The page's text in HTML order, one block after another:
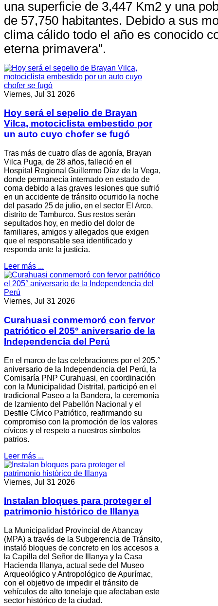
una superficie de 3,447 Km2 y una
de 57,750 habitantes. Debido a sus
clima cálido todo el año es conocido
eterna primavera".
Viernes, Jul 31 2026
Hoy será el sepelio de Brayan
Vilca, motociclista embestido por
un auto cuyo chofer se fugó
Tras más de cuatro días de agonía, Brayan
Vilca Puga, de 28 años, falleció en el
Hospital Regional Guillermo Díaz de la Vega,
donde permanecía internado en estado de
coma debido a las graves lesiones que sufrió
en un accidente de tránsito ocurrido la noche
del pasado 25 de julio, en el sector El Arco,
distrito de Tamburco. Sus restos serán
sepultados hoy, en medio del dolor de
familiares, amigos y allegados que exigen
que el responsable sea identificado y
responda ante la justicia.
Leer más ...
Viernes, Jul 31 2026
Curahuasi conmemoró con fervor
patriótico el 205° aniversario de la
Independencia del Perú
En el marco de las celebraciones por el 205.°
aniversario de la Independencia del Perú, la
Comisaría PNP Curahuasi, en coordinación
con la Municipalidad Distrital, participó en el
tradicional Paseo a la Bandera, la ceremonia
de Izamiento del Pabellón Nacional y el
Desfile Cívico Patriótico, reafirmando su
compromiso con la promoción de los valores
cívicos y el respeto a nuestros símbolos
patrios.
Leer más ...
Viernes, Jul 31 2026
Instalan bloques para proteger el
patrimonio histórico de Illanya
La Municipalidad Provincial de Abancay
(MPA) a través de la Subgerencia de Tránsito,
instaló bloques de concreto en los accesos a
la Capilla del Señor de Illanya y la Casa
Hacienda Illanya, actual sede del Museo
Arqueológico y Antropológico de Apurímac,
con el objetivo de impedir el tránsito de
vehículos de alto tonelaje que afectaban este
sector histórico de la ciudad.